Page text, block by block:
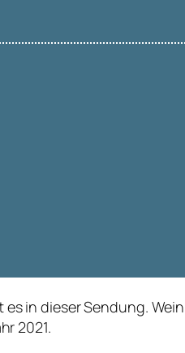
in dieser Sendung.
2021.